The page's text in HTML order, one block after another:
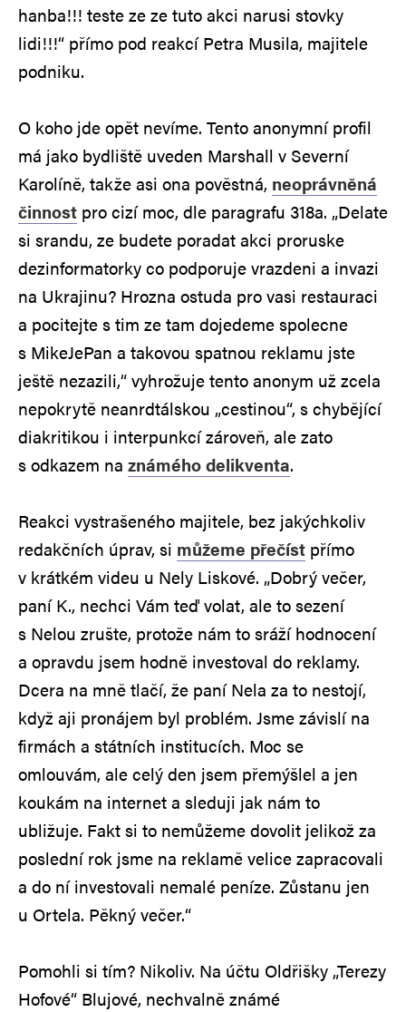
hanba!!! teste ze ze tuto akci narusi stovky
lidi!!!“ přímo pod reakcí Petra Musila, majitele
podniku.
O koho jde opět nevíme. Tento anonymní profil
má jako bydliště uveden Marshall v Severní
Karolíně, takže asi ona pověstná, neoprávněná
činnost pro cizí moc, dle paragrafu 318a. „Delate
si srandu, ze budete poradat akci proruske
dezinformatorky co podporuje vrazdeni a invazi
na Ukrajinu? Hrozna ostuda pro vasi restauraci
a pocitejte s tim ze tam dojedeme spolecne
s MikeJePan a takovou spatnou reklamu jste
ještě nezazili,“ vyhrožuje tento anonym už zcela
nepokrytě neanrdtálskou „cestinou“, s chybějící
diakritikou i interpunkcí zároveň, ale zato
s odkazem na známého delikventa.
Reakci vystrašeného majitele, bez jakýchkoliv
redakčních úprav, si můžeme přečíst přímo
v krátkém videu u Nely Liskové. „Dobrý večer,
paní K., nechci Vám teď volat, ale to sezení
s Nelou zrušte, protože nám to sráží hodnocení
a opravdu jsem hodně investoval do reklamy.
Dcera na mně tlačí, že paní Nela za to nestojí,
když aji pronájem byl problém. Jsme závislí na
firmách a státních institucích. Moc se
omlouvám, ale celý den jsem přemýšlel a jen
koukám na internet a sleduji jak nám to
ubližuje. Fakt si to nemůžeme dovolit jelikož za
poslední rok jsme na reklamě velice zapracovali
a do ní investovali nemalé peníze. Zůstanu jen
u Ortela. Pěkný večer.“
Pomohli si tím? Nikoliv. Na účtu Oldřišky „Terezy
Hofové“ Blujové, nechvalně známé